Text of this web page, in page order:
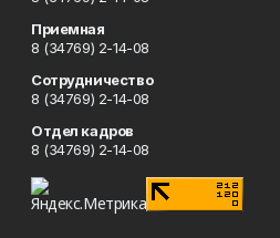
Приемная
8 (34769) 2-14-08
Сотрудничество
8 (34769) 2-14-08
Отдел кадров
8 (34769) 2-14-08